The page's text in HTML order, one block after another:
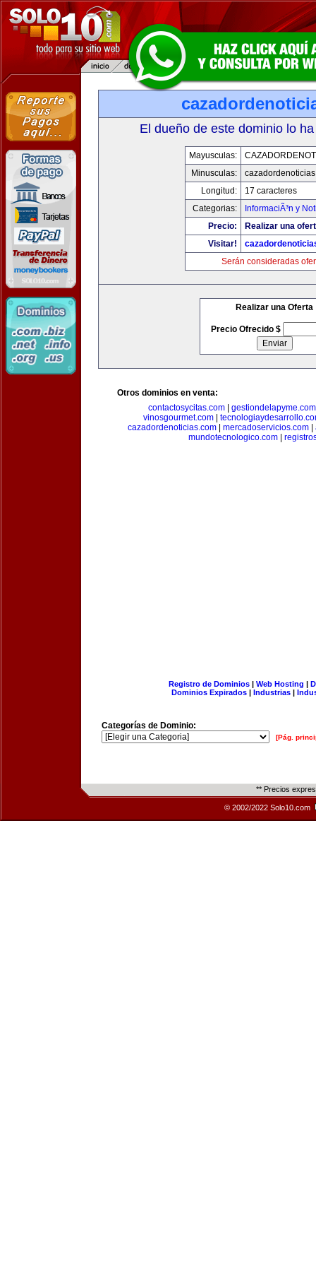
El dueño de este dominio lo
Mayusculas:
Minusculas:
Longitud:
17 caracteres
Categorias:
InformaciÃ³n y
Precio:
Realizar una
Visitar!
Serán consideradas
Realizar una Oferta
Precio Ofrecido $
Otros dominios en venta:
contactosycitas.com| gestiondelapyme.com
vinosgourmet.com
cazadordenoticias.com
mercadoservicios.com
mundotecnologico.com|
Registro de Dominios| Web Hosting |
Dominios Expirados | Industrias |
Categorías de Dominio:
[Pág.
** Precios
© 2002/2022 Solo10.com